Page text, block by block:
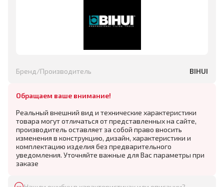
Бренд/Производитель BIHUI
Обращаем ваше внимание!
Реальный внешний вид и технические характеристики
товара могут отличаться от представленных на сайте,
производитель оставляет за собой право вносить
изменения в конструкцию, дизайн, характеристики и
комплектацию изделия без предварительного
уведомления. Уточняйте важные для Вас параметры при
заказе